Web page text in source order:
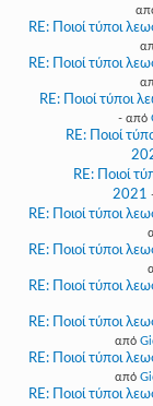
RE: Ποιοί τύποι
RE: Ποιοί τύποι
RE: Ποιοί τύποι
- από
RE: Ποιοί
RE: Ποιοί
2021
RE: Ποιοί τύποι
RE: Ποιοί τύποι
RE: Ποιοί τύποι
RE: Ποιοί τύποι
από
RE: Ποιοί τύποι
από
RE: Ποιοί τύποι